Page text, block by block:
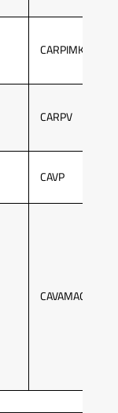
CARPIMKO
CARPV
CAVP
CAVAMAC